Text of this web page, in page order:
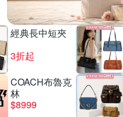
經典長中短夾
3折起
COACH布魯克
林
$8999